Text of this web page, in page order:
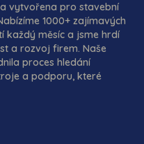
vytvořena pro stavební
1000+ zajímavých
každý měsíc a jsme hrdí
a rozvoj firem. Naše
proces hledání
a podporu, které